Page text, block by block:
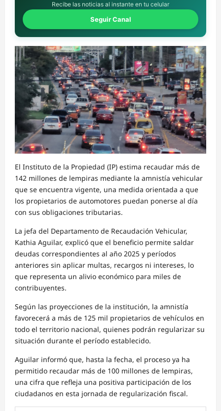
Recibe las noticias al instante en tu celular
Seguir Canal
El Instituto de la Propiedad (IP) estima recaudar más de
142 millones de lempiras mediante la amnistía vehicular
que se encuentra vigente, una medida orientada a que
los propietarios de automotores puedan ponerse al día
con sus obligaciones tributarias.
La jefa del Departamento de Recaudación Vehicular,
Kathia Aguilar, explicó que el beneficio permite saldar
deudas correspondientes al año 2025 y períodos
anteriores sin aplicar multas, recargos ni intereses, lo
que representa un alivio económico para miles de
contribuyentes.
Según las proyecciones de la institución, la amnistía
favorecerá a más de 125 mil propietarios de vehículos en
todo el territorio nacional, quienes podrán regularizar su
situación durante el período establecido.
Aguilar informó que, hasta la fecha, el proceso ya ha
permitido recaudar más de 100 millones de lempiras,
una cifra que refleja una positiva participación de los
ciudadanos en esta jornada de regularización fiscal.